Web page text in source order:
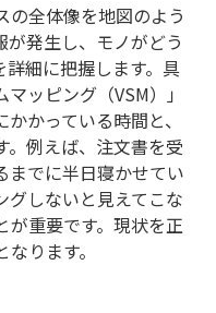
の全体像を地図のよう
が発生し、モノがどう
細に把握します。具
ッピング（VSM）」
かっている時間と、
。例えば、注文書を受
までに半日寝かせてい
グしないと見えてこな
が重要です。現状を正
ります。